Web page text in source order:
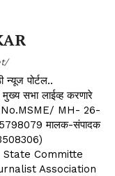
न्यूज पोर्टल..
सभा लाईव्ह करणारे
No.MSME/ MH- 26-
मालक-संपादक
Committe
Association